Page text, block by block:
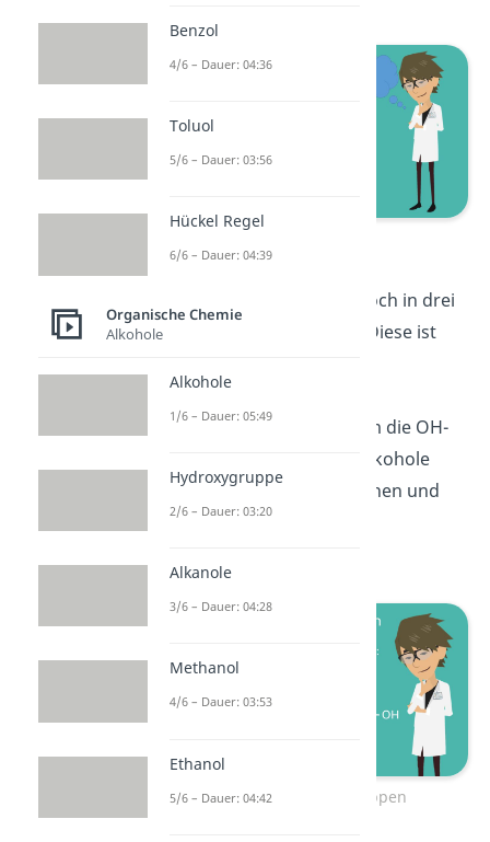
Die Alkohole kann man noch in drei
Untergruppen einteilen: Diese ist
Wasserstoffnachbarn des
Kohlenstoffatoms, an dem die OH-
Gruppe hängt. Primäre Alkohole
haben zwei, sekundäre einen und
tertiäre keinen
Alkohole – Untergruppen
Benzol
4/6 – Dauer: 04:36
Toluol
5/6 – Dauer: 03:56
Hückel Regel
6/6 – Dauer: 04:39
Organische Chemie
Alkohole
Alkohole
1/6 – Dauer: 05:49
Hydroxygruppe
2/6 – Dauer: 03:20
Alkanole
3/6 – Dauer: 04:28
Methanol
4/6 – Dauer: 03:53
Ethanol
5/6 – Dauer: 04:42